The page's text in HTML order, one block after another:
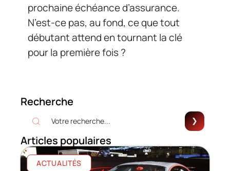
prochaine échéance d’assurance.
N’est-ce pas, au fond, ce que tout
débutant attend en tournant la clé
pour la première fois ?
Recherche
Articles populaires
ACTUALITÉS